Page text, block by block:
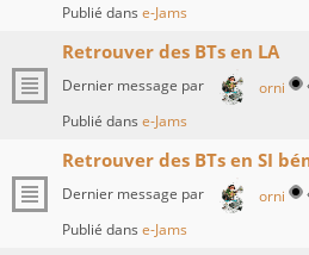
Publié dans e-Jams
Retrouver des BTs en LA
Dernier message par orni
Publié dans e-Jams
Retrouver des BTs en SI
Dernier message par orni
Publié dans e-Jams